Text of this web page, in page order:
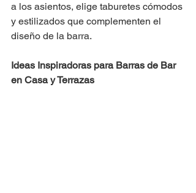
a los asientos, elige taburetes cómodos
y estilizados que complementen el
diseño de la barra.
Ideas Inspiradoras para Barras de Bar
en Casa y Terrazas